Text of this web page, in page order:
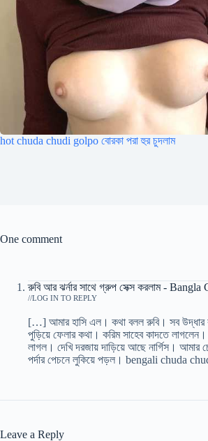
hot chuda chudi golpo বোরকা পরা হুর চুদলাম
One comment
রুবি আর ঝর্নার সাথে গ্রুপ সেক্স করলাম -
/ LOG IN TO REPLY
[…] আমার হাসি এল। কথা বলল রুবি। সব উদ্ধার
পুড়িয়ে ফেলার কথা। করিম সাহেব কাদতে লাগলেন।
লাগল। দেখি দরজায় দাড়িয়ে আছে নার্গিস। আমার
পর্দার পেচনে লুকিয়ে পড়ল। bengali chuda
Leave a Reply